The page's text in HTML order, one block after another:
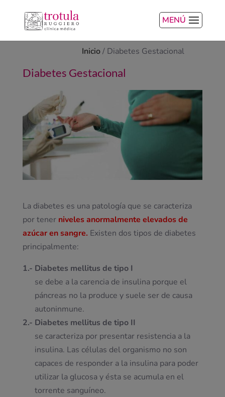
MENÚ
Inicio/ Diabetes Gestacional
Diabetes Gestacional
La diabetes es una patología que se caracteriza
por tener niveles anormalmente elevados de
azúcar en sangre. Existen dos tipos de diabetes
principalmente:
1.- Diabetes mellitus de tipo I
se debe a la carencia de insulina porque el
páncreas no la produce y suele ser de causa
autoninmune.
2.- Diabetes mellitus de tipo II
se caracteriza por presentar resistencia a la
insulina. Las células del organismo no son
capaces de responder a la insulina para poder
utilizar la glucosa y ésta se acumula en el
torrente sanguíneo.